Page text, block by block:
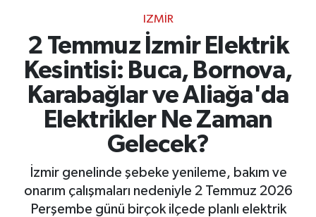
IZMIR
2 Temmuz İzmir Elektrik
Kesintisi: Buca, Bornova,
Karabağlar ve Aliağa'da
Elektrikler Ne Zaman
Gelecek?
İzmir genelinde şebeke yenileme, bakım ve
onarım çalışmaları nedeniyle 2 Temmuz 2026
Perşembe günü birçok ilçede planlı elektrik